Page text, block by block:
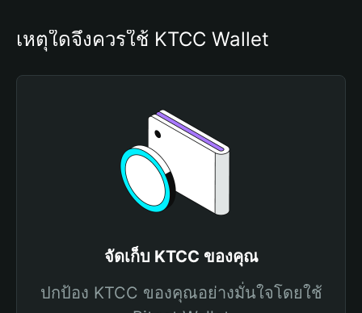
เหตุใดจึงควรใช้ KTCC Wallet
จัดเก็บ KTCC ของคุณ
ปกป้อง KTCC ของคุณอย่างมั่นใจโดยใช้